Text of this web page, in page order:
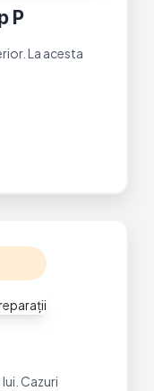
P
La acesta
Cazuri